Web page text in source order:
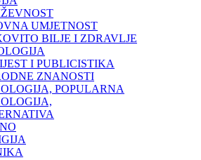
UMJETNOST
BILJE I ZDRAVLJE
I PUBLICISTIKA
ZNANOSTI
POPULARNA